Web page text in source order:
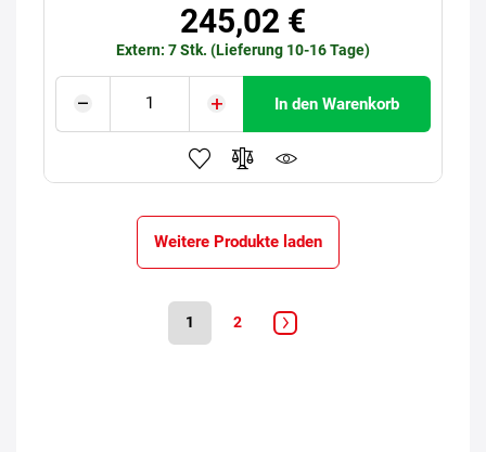
245,02 €
Extern: 7 Stk. (Lieferung 10-16 Tage)
In den Warenkorb
Weitere Produkte laden
1 2